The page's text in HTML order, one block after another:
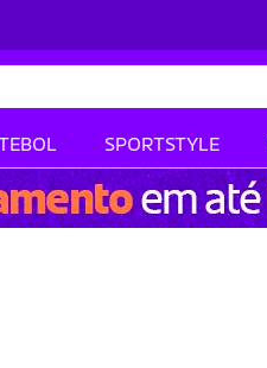
SPORTSTYLE